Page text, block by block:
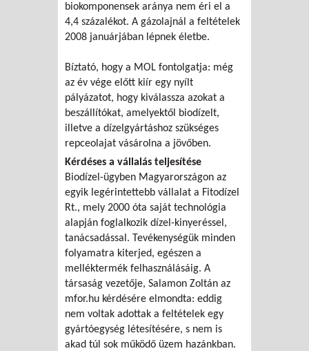
biokomponensek aránya nem éri el a
4,4 százalékot. A gázolajnál a feltételek
2008 januárjában lépnek életbe.
Bíztató, hogy a MOL fontolgatja: még
az év vége előtt kiír egy nyílt
pályázatot, hogy kiválassza azokat a
beszállítókat, amelyektől biodízelt,
illetve a dízelgyártáshoz szükséges
repceolajat vásárolna a jövőben.
Kérdéses a vállalás teljesítése
Biodízel-ügyben Magyarországon az
egyik legérintettebb vállalat a Fitodízel
Rt., mely 2000 óta saját technológia
alapján foglalkozik dízel-kinyeréssel,
tanácsadással. Tevékenységük minden
folyamatra kiterjed, egészen a
melléktermék felhasználásáig. A
társaság vezetője, Salamon Zoltán az
mfor.hu kérdésére elmondta: eddig
nem voltak adottak a feltételek egy
gyártóegység létesítésére, s nem is
akad túl sok működő üzem hazánkban.